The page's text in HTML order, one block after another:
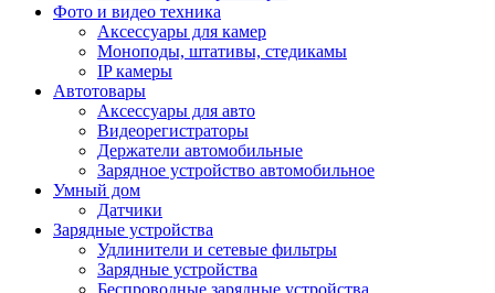
Фото и видео техника
Аксессуары для камер
Моноподы, штативы, стедикамы
IP камеры
Автотовары
Аксессуары для авто
Видеорегистраторы
Держатели автомобильные
Зарядное устройство автомобильное
Умный дом
Датчики
Зарядные устройства
Удлинители и сетевые фильтры
Зарядные устройства
Беспроводные зарядные устройства